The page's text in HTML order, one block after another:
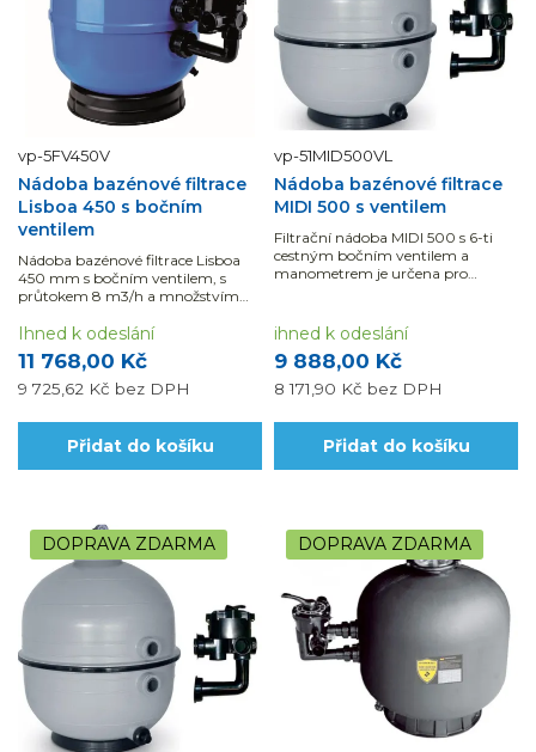
vp-5FV450V
Nádoba bazénové filtrace
Lisboa 450 s bočním
ventilem
Nádoba bazénové filtrace Lisboa
450 mm s bočním ventilem, s
průtokem 8 m3/h a množstvím
bazény do 40 m3.
11 768,00 Kč
9 725,62 Kč bez DPH
Ihned k odeslání
Přidat do košíku
vp-51MID500VL
Nádoba bazénové filtrace
MIDI 500 s ventilem
Filtrační nádoba MIDI 500 s 6-ti
cestným bočním ventilem a
manometrem je určena pro
9 888,00 Kč
8 171,90 Kč bez DPH
ihned k odeslání
Přidat do košíku
DOPRAVA ZDARMA DOPRAVA ZDARMA